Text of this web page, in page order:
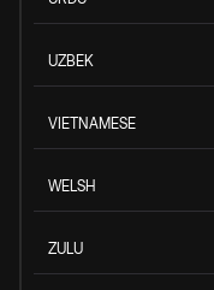
UZBEK
VIETNAMESE
WELSH
ZULU